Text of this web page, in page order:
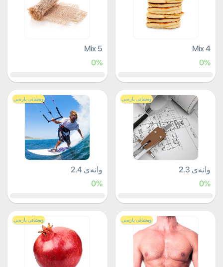
Mix 4
0%
Mix 5
0%
وەشانی پارەیی
وانەی 2.3
0%
وەشانی پارەیی
وانەی 2.4
0%
وەشانی پارەیی وەشانی پارەیی